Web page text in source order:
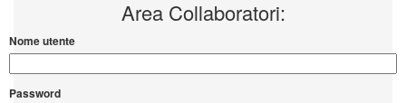
Area Collaboratori:
Nome utente
Password